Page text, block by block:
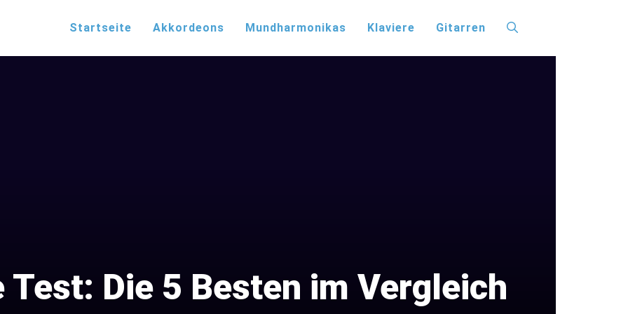
Startseite Akkordeons Mundharmonikas Klaviere Gitarren
Test: Die 5 Besten im Vergleich